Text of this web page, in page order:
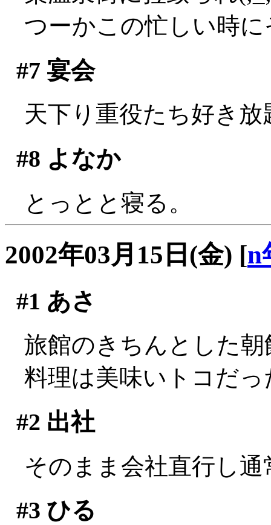
つーかこの忙しい時
#7 宴会
天下り重役たち好き
#8 よなか
とっとと寝る。
2002年03月15日(金) [n
#1 あさ
旅館のきちんとした朝
料理は美味いトコだ
#2 出社
そのまま会社直行し
#3 ひる